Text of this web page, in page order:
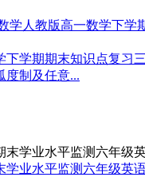
学人教版高一数学下学
下学期期末知识点复习
度制及任意...
学业水平监测六年级英